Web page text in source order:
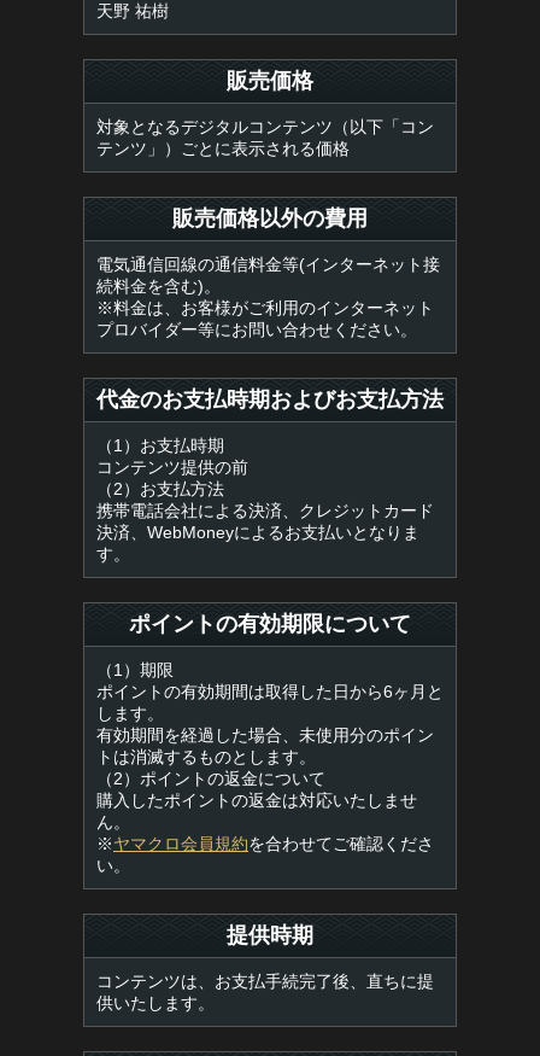
天野 祐樹
販売価格
対象となるデジタルコンテンツ（以下「コン
テンツ」）ごとに表示される価格
販売価格以外の費用
電気通信回線の通信料金等(インターネット接
続料金を含む)。
※料金は、お客様がご利用のインターネット
プロバイダー等にお問い合わせください。
代金のお支払時期およびお支払方法
（1）お支払時期
コンテンツ提供の前
（2）お支払方法
携帯電話会社による決済、クレジットカード
決済、WebMoneyによるお支払いとなりま
す。
ポイントの有効期限について
（1）期限
ポイントの有効期間は取得した日から6ヶ月と
します。
有効期間を経過した場合、未使用分のポイン
トは消滅するものとします。
（2）ポイントの返金について
購入したポイントの返金は対応いたしませ
ん。
※ヤマクロ会員規約を合わせてご確認くださ
い。
提供時期
コンテンツは、お支払手続完了後、直ちに提
供いたします。